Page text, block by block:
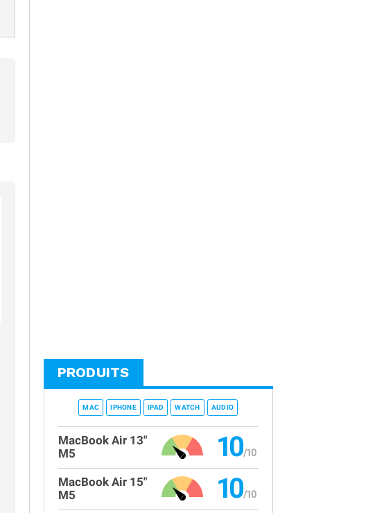
PRODUITS
MAC IPHONE IPAD WATCH AUDIO
MacBook Air 13"
M5
10
MacBook Air 15"
M5
10